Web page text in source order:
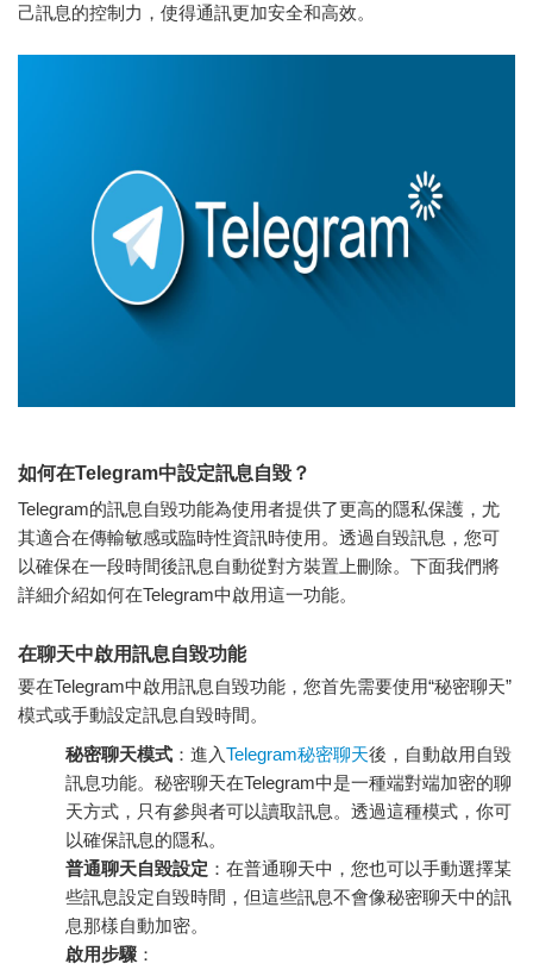
己訊息的控制力，使得通訊更加安全和高效。
如何在Telegram中設定訊息自毀？
Telegram的訊息自毀功能為使用者提供了更高的隱私保護，尤
其適合在傳輸敏感或臨時性資訊時使用。透過自毀訊息，您可
以確保在一段時間後訊息自動從對方裝置上刪除。下面我們將
詳細介紹如何在Telegram中啟用這一功能。
在聊天中啟用訊息自毀功能
要在Telegram中啟用訊息自毀功能，您首先需要使用“秘密聊天”
模式或手動設定訊息自毀時間。
秘密聊天模式 ：進入Telegram秘密聊天後，自動啟用自毀
訊息功能。秘密聊天在Telegram中是一種端對端加密的聊
天方式，只有參與者可以讀取訊息。透過這種模式，你可
以確保訊息的隱私。
普通聊天自毀設定 ：在普通聊天中，您也可以手動選擇某
些訊息設定自毀時間，但這些訊息不會像秘密聊天中的訊
息那樣自動加密。
啟用步驟 ：